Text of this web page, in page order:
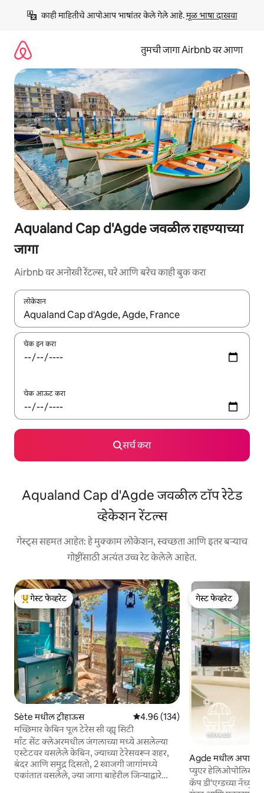
काही माहितीचे आपोआप भाषांतर केले गेले आहे. मूळ भाषा दाखवा
तुमची जागा Airbnb वर आणा
Aqualand Cap d'Agde जवळील राहण्याच्या
जागा
Airbnb वर अनोखी रेंटल्स, घरे आणि बरेच काही बुक करा
लोकेशन
जेव्हा परिणाम उपलब्ध असतील, तेव्हा वरच्या आणि खाली बाणांच्या किजसह
चेक इन करा
चेक आऊट करा
सर्च करा
Aqualand Cap d'Agde जवळील टॉप रेटेड
व्हेकेशन रेंटल्स
गेस्ट्स सहमत आहेत: हे मुक्काम लोकेशन, स्वच्छता आणि इतर बऱ्याच
गोष्टींसाठी अत्यंत उच्च रेट केलेले आहेत.
टॉप गेस्ट फेव्हरेट
गेस्ट फेव्हरेट
Sète मधील ट्रीहाऊस 5 पैकी 4.96 सरासरी रेटिंग, 134 रिव्ह्यूज
4.96 (134)
मच्छिमार केबिन पूल टेरेस सी व्ह्यू सिटी
माँट सेंट क्लेअरमधील जंगलाच्या मध्ये असलेल्या
एस्टेटवर वसलेले केबिन, ज्याच्या टेरेसवरून शहर,
बंदर आणि समुद्र दिसतो, 2 खाजगी जागांमध्ये
एकांतात वसलेले, ज्या जागा बाहेरील जिन्याद्वारे
गेस्ट फेव्हरेट
गेस्ट फेव्हरेट
Agde मधील
प्युएर हेलिओपोलिस -
व्हिलेज
कॅप डी'एग्डच्या